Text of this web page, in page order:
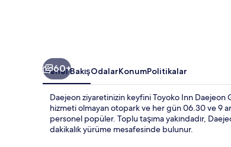
60+
Genel BakışOdalarKonumPolitikalar
Daejeon ziyaretinizin keyfini Toyoko Inn Daejeon
hizmeti olmayan otopark ve her gün 06.30 ve 9
personel popüler. Toplu taşıma yakındadır,
dakikalık yürüme mesafesinde bulunur.